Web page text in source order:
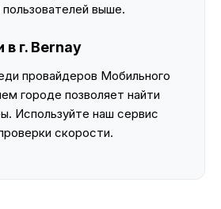
выше.
г. Bernay
провайдеров Мобильного
городе позволяет найти
Используйте наш сервис
скорости.